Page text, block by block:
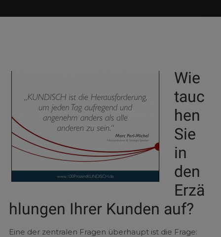
Wie
tauc
hen
Sie
in
den
Erzä
hlungen Ihrer Kunden auf?
Eine der zentralen Fragen überhaupt ist die Frage: